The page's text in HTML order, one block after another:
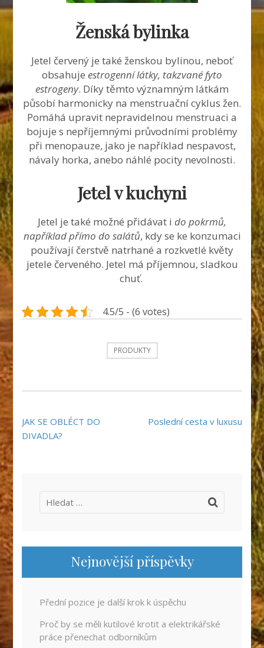
Ženská bylinka
Jetel červený je také ženskou bylinou, neboť
obsahuje estrogenní látky, takzvané fyto
estrogeny. Díky těmto významným látkám
působí harmonicky na menstruační cyklus žen.
Pomáhá upravit nepravidelnou menstruaci a
bojuje s nepříjemnými průvodními problémy
při menopauze, jako je například nespavost,
návaly horka, anebo náhlé pocity nevolnosti.
Jetel v kuchyni
Jetel je také možné přidávat i do pokrmů,
například přímo do salátů, kdy se ke konzumaci
používají čerstvě natrhané a rozkvetlé květy
jetele červeného. Jetel má příjemnou, sladkou
chuť.
4.5/5 - (6 votes)
PRODUKTY
Navigace
pro
JAK SE OBLÉCT DO
DIVADLA?
Poslední cesta v luxusu
Vyhledávání
Nejnovější příspěvky
Přední pozice je další krok k úspěchu
Proč by se měli kutilové krotit a elektrikářské
práce přenechat odborníkům